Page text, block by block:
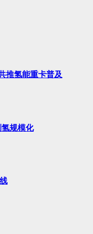
推氢能重卡普及
规模化